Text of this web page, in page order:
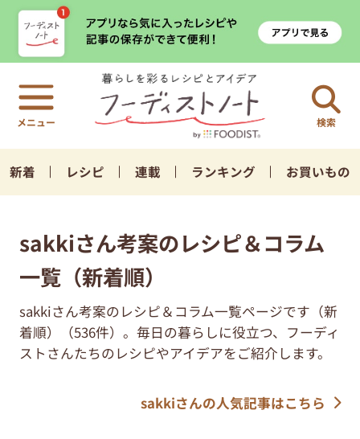
検索
新着 レシピ 連載 ランキング お買いもの
sakkiさん考案のレシピ＆コラム
一覧（新着順）
sakkiさん考案のレシピ＆コラム一覧ページです（新
着順）（536件）。毎日の暮らしに役立つ、フーディ
ストさんたちのレシピやアイデアをご紹介します。
sakkiさんの人気記事はこちら